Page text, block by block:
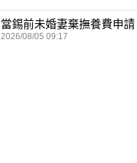
當錫前未婚妻棄撫養費申請
2026/08/05 09:17